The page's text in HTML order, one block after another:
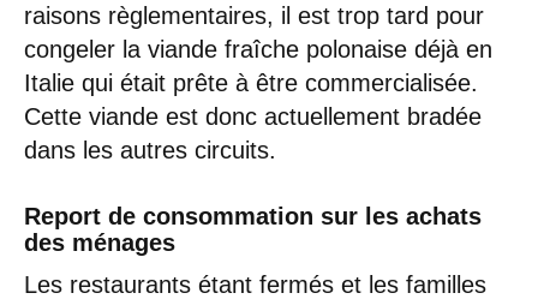
raisons règlementaires, il est trop tard pour
congeler la viande fraîche polonaise déjà en
Italie qui était prête à être commercialisée.
Cette viande est donc actuellement bradée
dans les autres circuits.
Report de consommation sur les achats
des ménages
Les restaurants étant fermés et les familles